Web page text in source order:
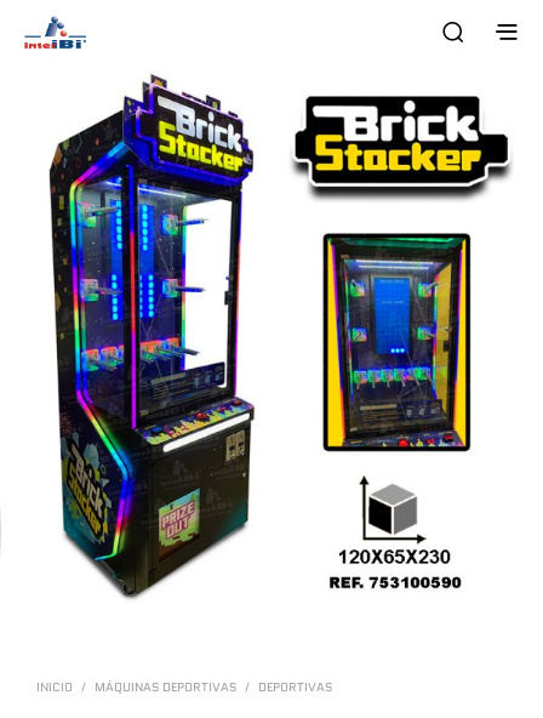
INICIO / MÁQUINAS DEPORTIVAS / DEPORTIVAS